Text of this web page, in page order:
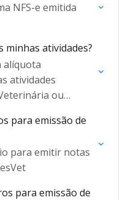
NFS-e emitida
minhas atividades?
alíquota
atividades
ou
para emissão de
para emitir notas
para emissão de